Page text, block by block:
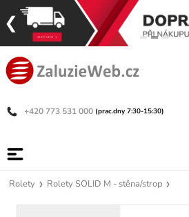
+420 773 531 000 (prac.dny 7:30-15:30)
Rolety Rolety SOLID M - stěna/strop